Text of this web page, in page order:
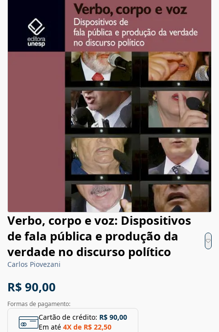
Verbo, corpo e voz: Dispositivos
de fala pública e produção da
verdade no discurso político
Carlos Piovezani
R$ 90,00
Formas de pagamento:
Cartão de crédito: R$ 90,00
Em até 4X de R$ 22,50